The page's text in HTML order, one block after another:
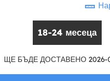
18-24 месеца
ЩЕ БЪДЕ ДОСТАВЕНО 2026-